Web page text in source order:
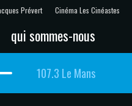
Prévert Cinéma Les Cinéastes
qui sommes-nous
107.3 Le Mans